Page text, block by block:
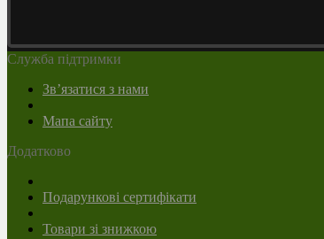
Служба підтримки
Зв’язатися з нами
Мапа сайту
Додатково
Подарункові сертифікати
Товари зі знижкою